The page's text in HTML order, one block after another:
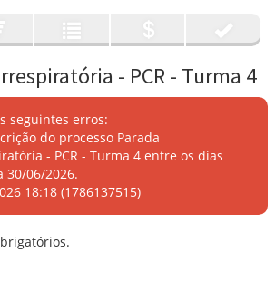
- PCR - Turma 4
seguintes erros:
do processo Parada
- PCR - Turma 4 entre os dias
30/06/2026.
18:18 (1786137515)